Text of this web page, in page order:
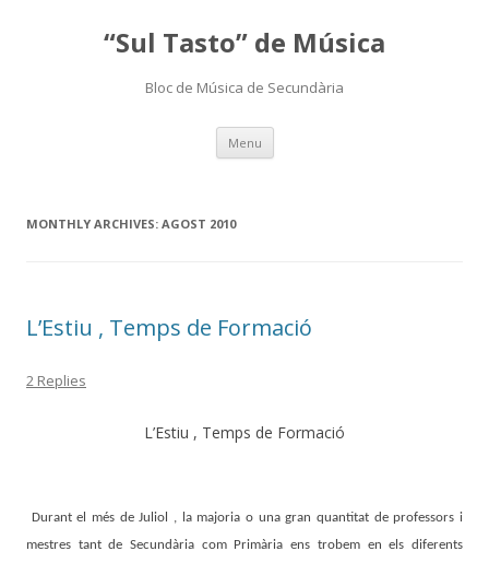
“Sul Tasto” de Música
Bloc de Música de Secundària
Menu Skip
content
MONTHLY ARCHIVES: AGOST 2010
L’Estiu , Temps de Formació
2 Replies
L’Estiu , Temps de Formació
Durant el més de Juliol , la majoria o una gran quantitat de professors i
mestres tant de Secundària com Primària ens trobem en els diferents